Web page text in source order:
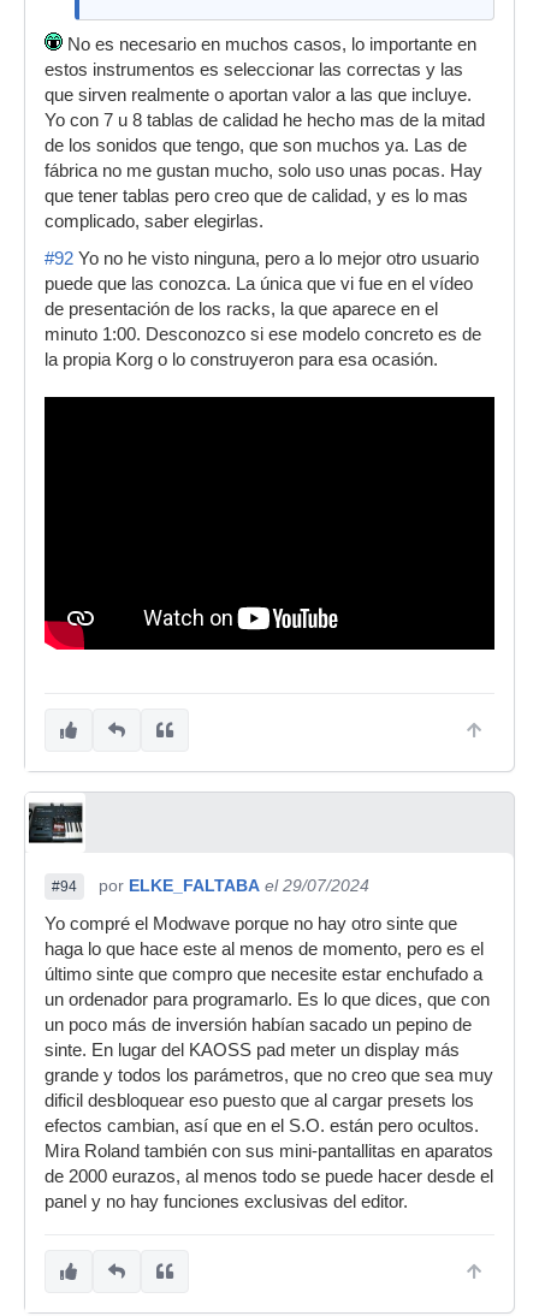
No es necesario en muchos casos, lo importante en
estos instrumentos es seleccionar las correctas y las
que sirven realmente o aportan valor a las que incluye.
Yo con 7 u 8 tablas de calidad he hecho mas de la mitad
de los sonidos que tengo, que son muchos ya. Las de
fábrica no me gustan mucho, solo uso unas pocas. Hay
que tener tablas pero creo que de calidad, y es lo mas
complicado, saber elegirlas.
#92 Yo no he visto ninguna, pero a lo mejor otro usuario
puede que las conozca. La única que vi fue en el vídeo
de presentación de los racks, la que aparece en el
minuto 1:00. Desconozco si ese modelo concreto es de
la propia Korg o lo construyeron para esa ocasión.
#94 por ELKE_FALTABA el 29/07/2024
Yo compré el Modwave porque no hay otro sinte que
haga lo que hace este al menos de momento, pero es el
último sinte que compro que necesite estar enchufado a
un ordenador para programarlo. Es lo que dices, que con
un poco más de inversión habían sacado un pepino de
sinte. En lugar del KAOSS pad meter un display más
grande y todos los parámetros, que no creo que sea muy
dificil desbloquear eso puesto que al cargar presets los
efectos cambian, así que en el S.O. están pero ocultos.
Mira Roland también con sus mini-pantallitas en aparatos
de 2000 eurazos, al menos todo se puede hacer desde el
panel y no hay funciones exclusivas del editor.